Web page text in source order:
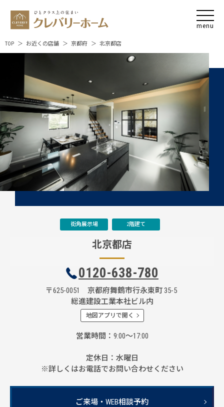
TOP お近くの店舗 京都府 北京都店
街角展示場 2階建て
北京都店
0120-638-780
〒625-0051 京都府舞鶴市行永東町 35-5
総進建設工業本社ビル内
地図アプリで開く
営業時間 9:00～17:00
定休日
水曜日
※詳しくはお電話でお問い合わせください
ご来場・WEB相談予約